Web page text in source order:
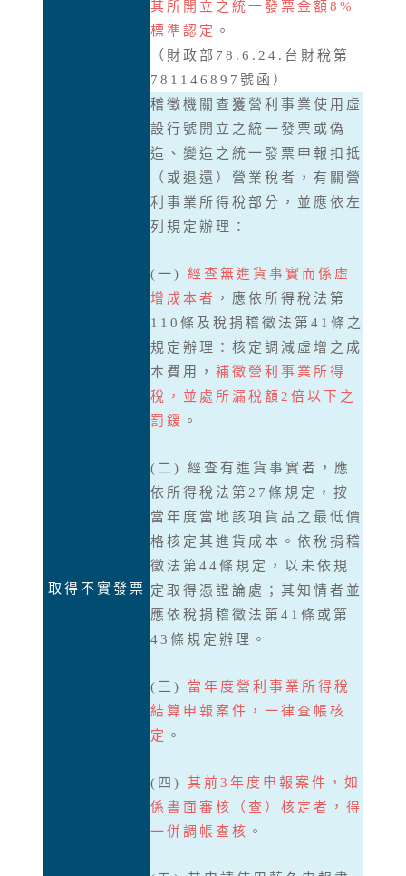
其所開立之統一發票金額8%
標準認定 。
（財政部78.6.24.台財稅第
781146897號函）
取得不實發票
稽徵機關查獲營利事業使用虛
設行號開立之統一發票或偽
造、變造之統一發票申報扣抵
（或退還）營業稅者，有關營
利事業所得稅部分，並應依左
列規定辦理：
(一) 經查無進貨事實而係虛
增成本者 ，應依所得稅法第
110條及稅捐稽徵法第41條之
規定辦理：核定調減虛增之成
本費用， 補徵營利事業所得
稅，並處所漏稅額2倍以下之
罰鍰 。
(二) 經查有進貨事實者，應
依所得稅法第27條規定，按
當年度當地該項貨品之最低價
格核定其進貨成本。依稅捐稽
徵法第44條規定，以未依規
定取得憑證論處；其知情者並
應依稅捐稽徵法第41條或第
43條規定辦理。
(三) 當年度營利事業所得稅
結算申報案件，一律查帳核
定 。
(四) 其前3年度申報案件，如
係書面審核（查）核定者，得
一併調帳查核 。